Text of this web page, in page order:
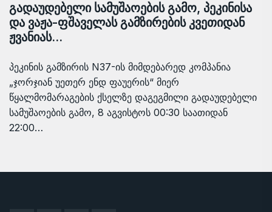
გადაუდებელი სამუშაოების გამო, პეკინისა
და ვაჟა-ფშაველას გამზირების კვეთიდან
ჟვანიას…
პეკინის გამზირის N37-ის მიმდებარედ კომპანია
„ჯორჯიან უეთერ ენდ ფაუერის“ მიერ
წყალმომარაგების ქსელზე დაგეგმილი გადაუდებელი
სამუშაოების გამო, 8 აგვისტოს 00:30 საათიდან
22:00…